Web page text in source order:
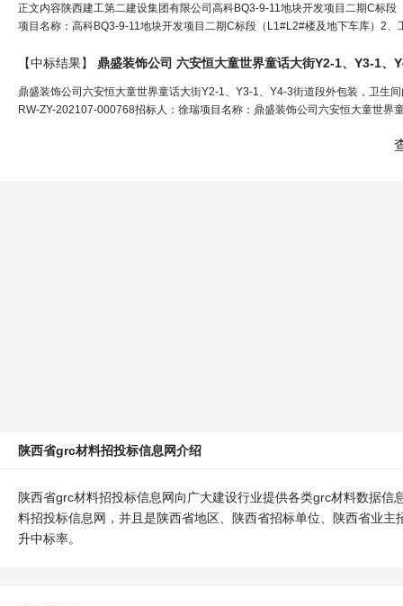
正文内容陕西建工第二建设集团有限公司高科BQ3-9-11地块开发项目二期C标
项目名称：高科BQ3-9-11地块开发项目二期C标段（L1#L2#楼及地下车库）2
【中标结果】
鼎盛装饰公司六安恒大童世界童话大街Y2-1、Y3-1、Y4-3街道段外包装，卫生
RW-ZY-202107-000768招标人：徐瑞项目名称：鼎盛装饰公司六安恒大童世
陕西省grc材料招投标信息网介绍
陕西省grc材料招投标信息网向广大建设行业提供各类grc材料数据
料招投标信息网，并且是陕西省地区、陕西省招标单位、陕西省业
升中标率。